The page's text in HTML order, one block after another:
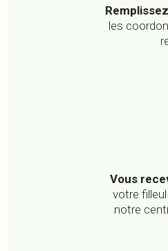
les
Vous
votre
notre